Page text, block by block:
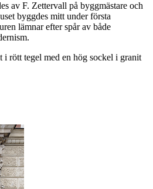
av F. Zettervall på byggmästare och
byggdes mitt under första
lämnar efter spår av både
i rött tegel med en hög sockel i granit